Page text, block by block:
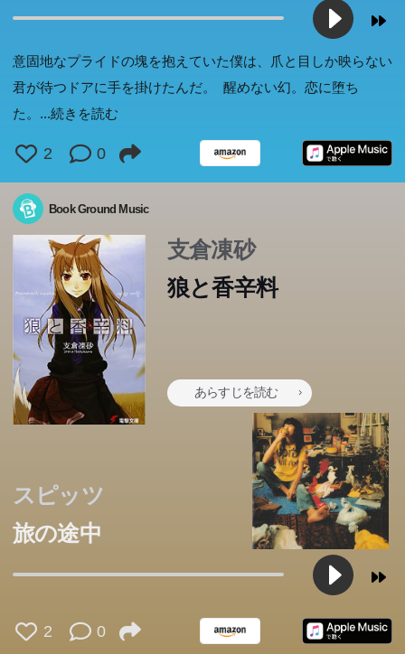
意固地なプライドの塊を抱えていた僕は、爪と目しか映らない
君が待つドアに手を掛けたんだ。 醒めない幻。恋に堕ち
た。 ...続きを読む
2 0
Book Ground Music
支倉凍砂
狼と香辛料
あらすじを読む
スピッツ
旅の途中
2 0